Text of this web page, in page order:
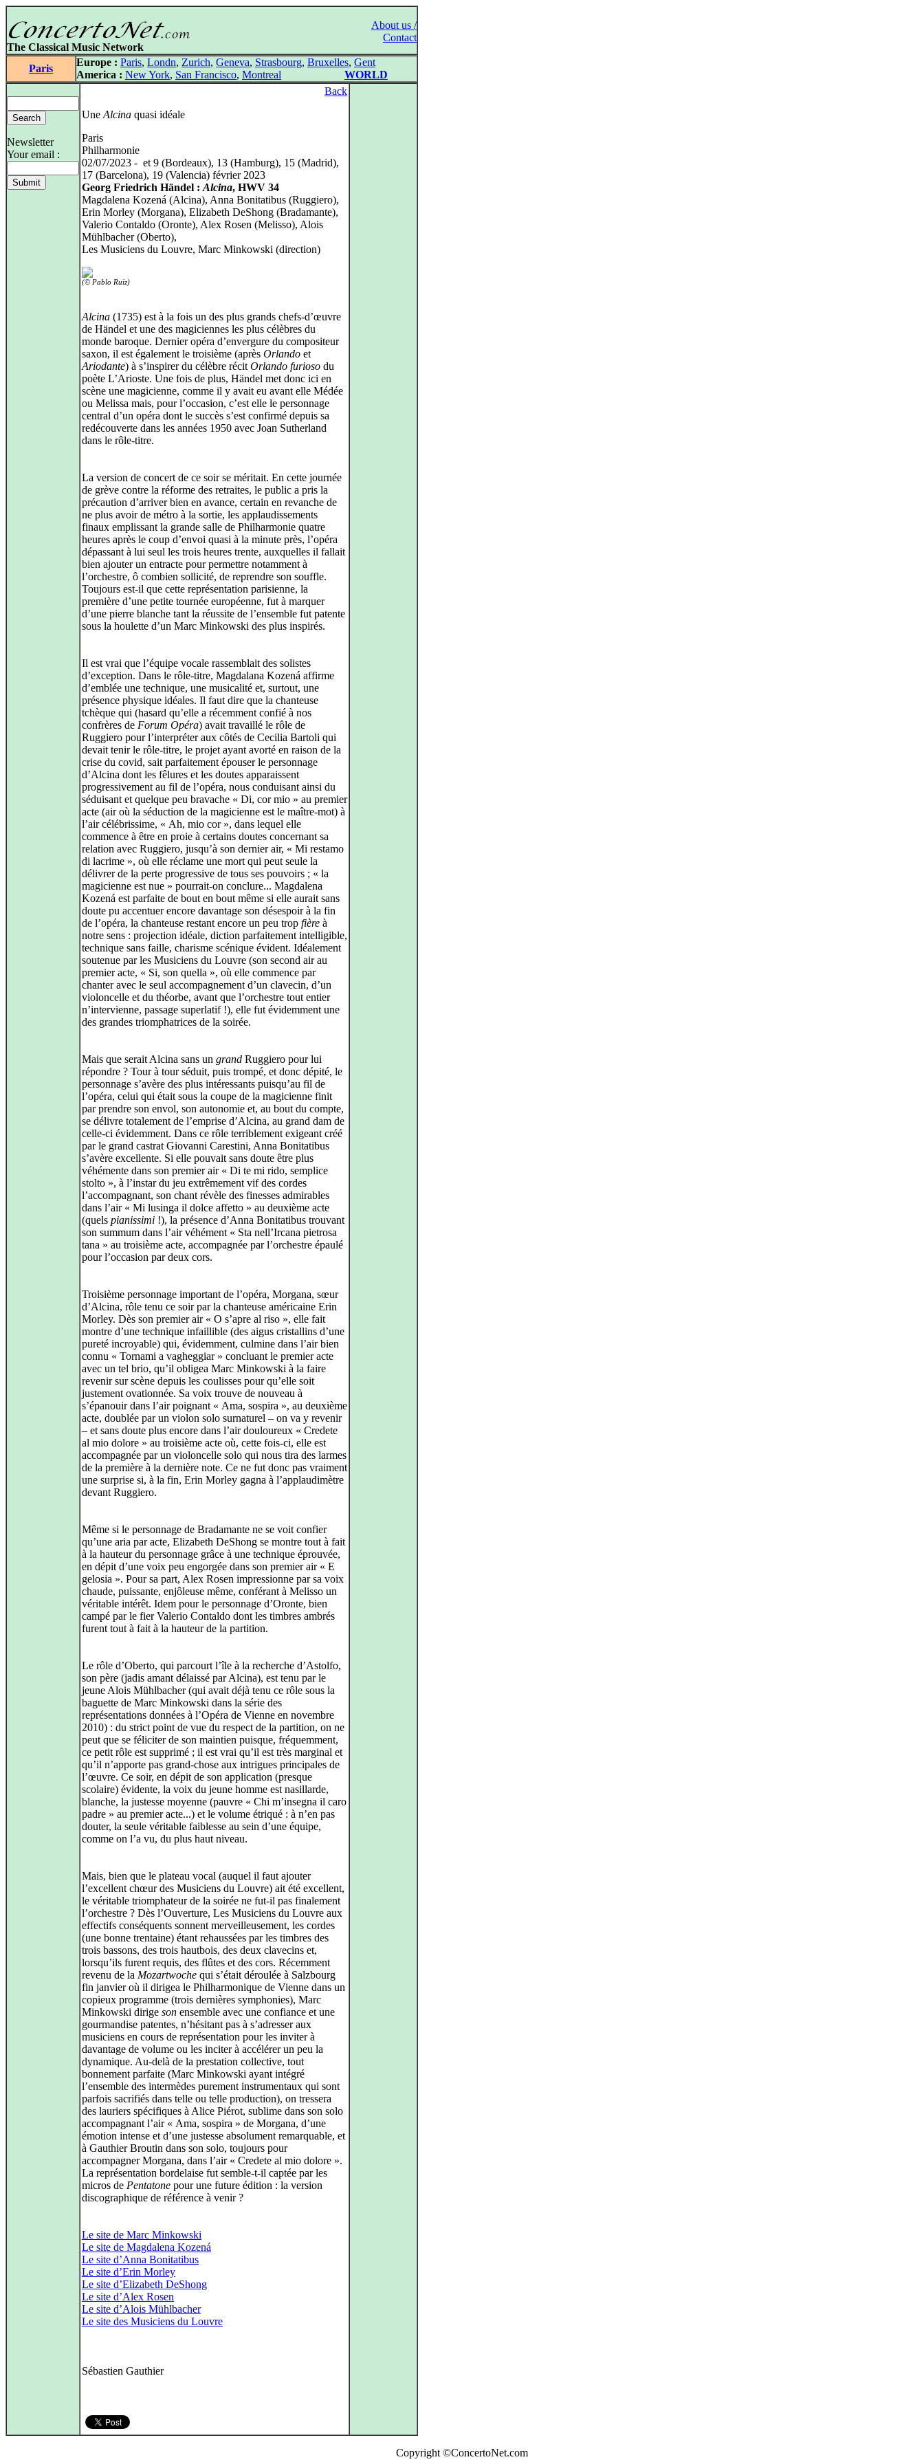
About us /
Contact
The Classical Music Network
Paris
Europe : Paris, Londn, Zurich, Geneva, Strasbourg, Bruxelles, Gent
America : New York, San Francisco, Montreal WORLD
Newsletter
Your email :
Back
Une Alcina quasi idéale
Paris
Philharmonie
02/07/2023 - et 9 (Bordeaux), 13 (Hamburg), 15 (Madrid),
17 (Barcelona), 19 (Valencia) février 2023
Georg Friedrich Händel : Alcina, HWV 34
Magdalena Kozená (Alcina), Anna Bonitatibus (Ruggiero),
Erin Morley (Morgana), Elizabeth DeShong (Bradamante),
Valerio Contaldo (Oronte), Alex Rosen (Melisso), Alois
Mühlbacher (Oberto),
Les Musiciens du Louvre, Marc Minkowski (direction)
(© Pablo Ruiz)
Alcina (1735) est à la fois un des plus grands chefs‑d’œuvre
de Händel et une des magiciennes les plus célèbres du
monde baroque. Dernier opéra d’envergure du compositeur
saxon, il est également le troisième (après Orlando et
Ariodante) à s’inspirer du célèbre récit Orlando furioso du
poète L’Arioste. Une fois de plus, Händel met donc ici en
scène une magicienne, comme il y avait eu avant elle Médée
ou Melissa mais, pour l’occasion, c’est elle le personnage
central d’un opéra dont le succès s’est confirmé depuis sa
redécouverte dans les années 1950 avec Joan Sutherland
dans le rôle‑titre.
La version de concert de ce soir se méritait. En cette journée
de grève contre la réforme des retraites, le public a pris la
précaution d’arriver bien en avance, certain en revanche de
ne plus avoir de métro à la sortie, les applaudissements
finaux emplissant la grande salle de Philharmonie quatre
heures après le coup d’envoi quasi à la minute près, l’opéra
dépassant à lui seul les trois heures trente, auxquelles il fallait
bien ajouter un entracte pour permettre notamment à
l’orchestre, ô combien sollicité, de reprendre son souffle.
Toujours est‑il que cette représentation parisienne, la
première d’une petite tournée européenne, fut à marquer
d’une pierre blanche tant la réussite de l’ensemble fut patente
sous la houlette d’un Marc Minkowski des plus inspirés.
Il est vrai que l’équipe vocale rassemblait des solistes
d’exception. Dans le rôle‑titre, Magdalana Kozená affirme
d’emblée une technique, une musicalité et, surtout, une
présence physique idéales. Il faut dire que la chanteuse
tchèque qui (hasard qu’elle a récemment confié à nos
confrères de Forum Opéra) avait travaillé le rôle de
Ruggiero pour l’interpréter aux côtés de Cecilia Bartoli qui
devait tenir le rôle‑titre, le projet ayant avorté en raison de la
crise du covid, sait parfaitement épouser le personnage
d’Alcina dont les fêlures et les doutes apparaissent
progressivement au fil de l’opéra, nous conduisant ainsi du
séduisant et quelque peu bravache « Di, cor mio » au premier
acte (air où la séduction de la magicienne est le maître-mot) à
l’air célébrissime, « Ah, mio cor », dans lequel elle
commence à être en proie à certains doutes concernant sa
relation avec Ruggiero, jusqu’à son dernier air, « Mi restamo
di lacrime », où elle réclame une mort qui peut seule la
délivrer de la perte progressive de tous ses pouvoirs ; « la
magicienne est nue » pourrait‑on conclure... Magdalena
Kozená est parfaite de bout en bout même si elle aurait sans
doute pu accentuer encore davantage son désespoir à la fin
de l’opéra, la chanteuse restant encore un peu trop fière à
notre sens : projection idéale, diction parfaitement intelligible,
technique sans faille, charisme scénique évident. Idéalement
soutenue par les Musiciens du Louvre (son second air au
premier acte, « Si, son quella », où elle commence par
chanter avec le seul accompagnement d’un clavecin, d’un
violoncelle et du théorbe, avant que l’orchestre tout entier
n’intervienne, passage superlatif !), elle fut évidemment une
des grandes triomphatrices de la soirée.
Mais que serait Alcina sans un grand Ruggiero pour lui
répondre ? Tour à tour séduit, puis trompé, et donc dépité, le
personnage s’avère des plus intéressants puisqu’au fil de
l’opéra, celui qui était sous la coupe de la magicienne finit
par prendre son envol, son autonomie et, au bout du compte,
se délivre totalement de l’emprise d’Alcina, au grand dam de
celle‑ci évidemment. Dans ce rôle terriblement exigeant créé
par le grand castrat Giovanni Carestini, Anna Bonitatibus
s’avère excellente. Si elle pouvait sans doute être plus
véhémente dans son premier air « Di te mi rido, semplice
stolto », à l’instar du jeu extrêmement vif des cordes
l’accompagnant, son chant révèle des finesses admirables
dans l’air « Mi lusinga il dolce affetto » au deuxième acte
(quels pianissimi !), la présence d’Anna Bonitatibus trouvant
son summum dans l’air véhément « Sta nell’Ircana pietrosa
tana » au troisième acte, accompagnée par l’orchestre épaulé
pour l’occasion par deux cors.
Troisième personnage important de l’opéra, Morgana, sœur
d’Alcina, rôle tenu ce soir par la chanteuse américaine Erin
Morley. Dès son premier air « O s’apre al riso », elle fait
montre d’une technique infaillible (des aigus cristallins d’une
pureté incroyable) qui, évidemment, culmine dans l’air bien
connu « Tornami a vagheggiar » concluant le premier acte
avec un tel brio, qu’il obligea Marc Minkowski à la faire
revenir sur scène depuis les coulisses pour qu’elle soit
justement ovationnée. Sa voix trouve de nouveau à
s’épanouir dans l’air poignant « Ama, sospira », au deuxième
acte, doublée par un violon solo surnaturel – on va y revenir
– et sans doute plus encore dans l’air douloureux « Credete
al mio dolore » au troisième acte où, cette fois‑ci, elle est
accompagnée par un violoncelle solo qui nous tira des larmes
de la première à la dernière note. Ce ne fut donc pas vraiment
une surprise si, à la fin, Erin Morley gagna à l’applaudimètre
devant Ruggiero.
Même si le personnage de Bradamante ne se voit confier
qu’une aria par acte, Elizabeth DeShong se montre tout à fait
à la hauteur du personnage grâce à une technique éprouvée,
en dépit d’une voix peu engorgée dans son premier air « E
gelosia ». Pour sa part, Alex Rosen impressionne par sa voix
chaude, puissante, enjôleuse même, conférant à Melisso un
véritable intérêt. Idem pour le personnage d’Oronte, bien
campé par le fier Valerio Contaldo dont les timbres ambrés
furent tout à fait à la hauteur de la partition.
Le rôle d’Oberto, qui parcourt l’île à la recherche d’Astolfo,
son père (jadis amant délaissé par Alcina), est tenu par le
jeune Alois Mühlbacher (qui avait déjà tenu ce rôle sous la
baguette de Marc Minkowski dans la série des
représentations données à l’Opéra de Vienne en novembre
2010) : du strict point de vue du respect de la partition, on ne
peut que se féliciter de son maintien puisque, fréquemment,
ce petit rôle est supprimé ; il est vrai qu’il est très marginal et
qu’il n’apporte pas grand‑chose aux intrigues principales de
l’œuvre. Ce soir, en dépit de son application (presque
scolaire) évidente, la voix du jeune homme est nasillarde,
blanche, la justesse moyenne (pauvre « Chi m’insegna il caro
padre » au premier acte...) et le volume étriqué : à n’en pas
douter, la seule véritable faiblesse au sein d’une équipe,
comme on l’a vu, du plus haut niveau.
Mais, bien que le plateau vocal (auquel il faut ajouter
l’excellent chœur des Musiciens du Louvre) ait été excellent,
le véritable triomphateur de la soirée ne fut‑il pas finalement
l’orchestre ? Dès l’Ouverture, Les Musiciens du Louvre aux
effectifs conséquents sonnent merveilleusement, les cordes
(une bonne trentaine) étant rehaussées par les timbres des
trois bassons, des trois hautbois, des deux clavecins et,
lorsqu’ils furent requis, des flûtes et des cors. Récemment
revenu de la Mozartwoche qui s’était déroulée à Salzbourg
fin janvier où il dirigea le Philharmonique de Vienne dans un
copieux programme (trois dernières symphonies), Marc
Minkowski dirige son ensemble avec une confiance et une
gourmandise patentes, n’hésitant pas à s’adresser aux
musiciens en cours de représentation pour les inviter à
davantage de volume ou les inciter à accélérer un peu la
dynamique. Au‑delà de la prestation collective, tout
bonnement parfaite (Marc Minkowski ayant intégré
l’ensemble des intermèdes purement instrumentaux qui sont
parfois sacrifiés dans telle ou telle production), on tressera
des lauriers spécifiques à Alice Piérot, sublime dans son solo
accompagnant l’air « Ama, sospira » de Morgana, d’une
émotion intense et d’une justesse absolument remarquable, et
à Gauthier Broutin dans son solo, toujours pour
accompagner Morgana, dans l’air « Credete al mio dolore ».
La représentation bordelaise fut semble‑t‑il captée par les
micros de Pentatone pour une future édition : la version
discographique de référence à venir ?
Le site de Marc Minkowski
Le site de Magdalena Kozená
Le site d’Anna Bonitatibus
Le site d’Erin Morley
Le site d’Elizabeth DeShong
Le site d’Alex Rosen
Le site d’Alois Mühlbacher
Le site des Musiciens du Louvre
Sébastien Gauthier
Copyright ©ConcertoNet.com